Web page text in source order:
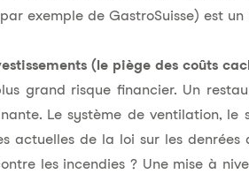
exemple de GastroSuisse) est
(le piège des coûts
grand risque financier. Un
Le système de ventilation,
actuelles de la loi sur les
les incendies ? Une mise à